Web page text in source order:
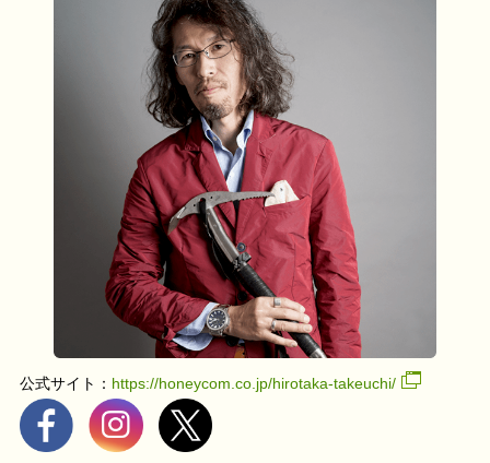
公式サイト： https://honeycom.co.jp/hirotaka-takeuchi/